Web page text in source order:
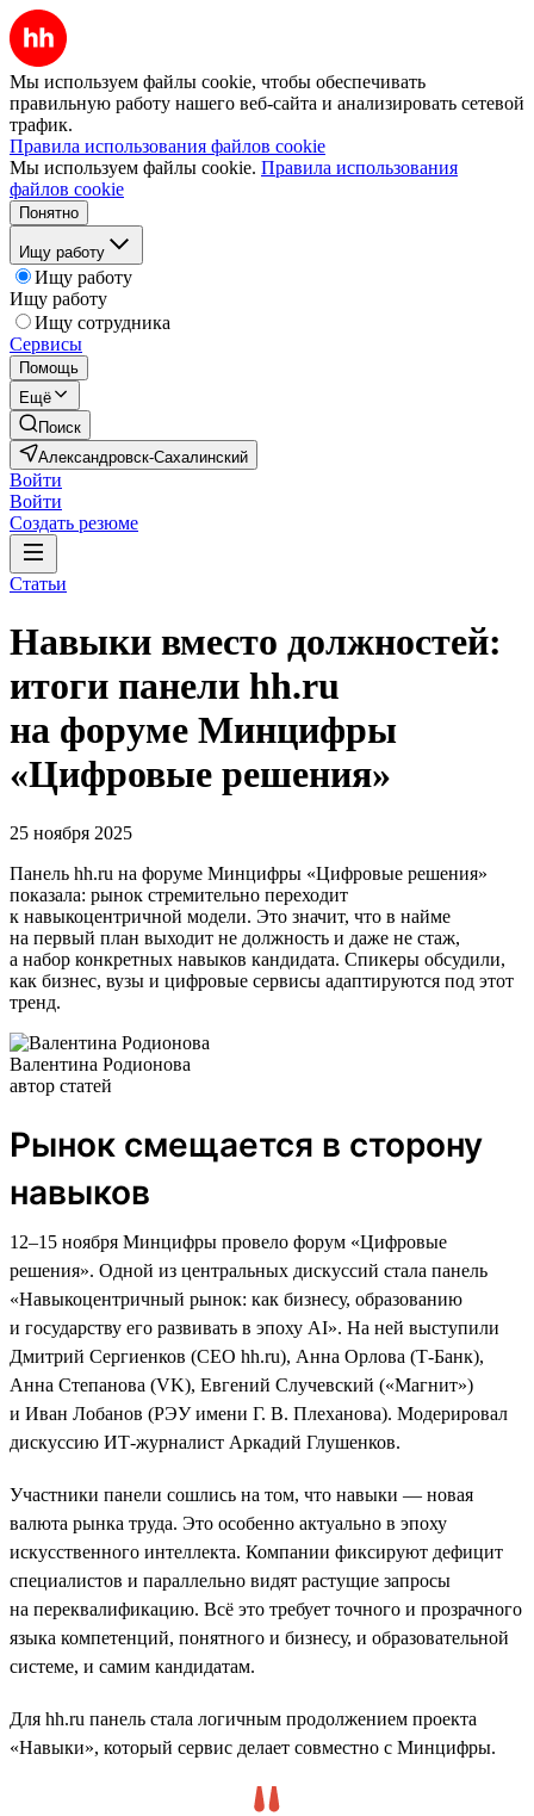
Мы используем файлы cookie, чтобы обеспечивать
правильную работу нашего веб-сайта и анализировать сетевой
трафик.
Правила использования файлов cookie
Мы используем файлы cookie. Правила использования
файлов cookie
Понятно
Ищу работу
Ищу работу
Ищу работу
Ищу сотрудника
Сервисы
Помощь
Ещё
Поиск
Александровск-Сахалинский
Войти
Войти
Создать резюме
Статьи
Навыки вместо должностей:
итоги панели hh.ru
на форуме Минцифры
«Цифровые решения»
25 ноября 2025
Панель hh.ru на форуме Минцифры «Цифровые решения»
показала: рынок стремительно переходит
к навыкоцентричной модели. Это значит, что в найме
на первый план выходит не должность и даже не стаж,
а набор конкретных навыков кандидата. Спикеры обсудили,
как бизнес, вузы и цифровые сервисы адаптируются под этот
тренд.
Валентина Родионова
автор статей
Рынок смещается в сторону
навыков
12–15 ноября Минцифры провело форум «Цифровые
решения». Одной из центральных дискуссий стала панель
«Навыкоцентричный рынок: как бизнесу, образованию
и государству его развивать в эпоху AI». На ней выступили
Дмитрий Сергиенков (CEO hh.ru), Анна Орлова (Т-Банк),
Анна Степанова (VK), Евгений Случевский («Магнит»)
и Иван Лобанов (РЭУ имени Г. В. Плеханова). Модерировал
дискуссию ИТ-журналист Аркадий Глушенков.
Участники панели сошлись на том, что навыки — новая
валюта рынка труда. Это особенно актуально в эпоху
искусственного интеллекта. Компании фиксируют дефицит
специалистов и параллельно видят растущие запросы
на переквалификацию. Всё это требует точного и прозрачного
языка компетенций, понятного и бизнесу, и образовательной
системе, и самим кандидатам.
Для hh.ru панель стала логичным продолжением проекта
«Навыки», который сервис делает совместно с Минцифры.